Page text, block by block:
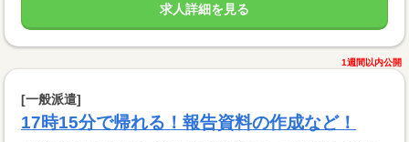
求人詳細を見る
1週間以内公開
[一般派遣]
17時15分で帰れる！報告資料の作成など！